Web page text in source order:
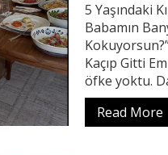
5 Yaşındaki
Babamın
Kaçıp Gitti
öfke yoktu.
Read More